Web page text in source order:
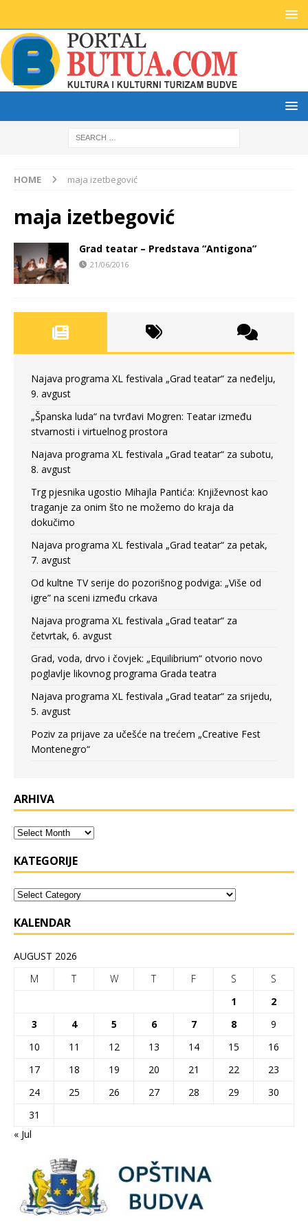
HOME maja izetbegović
maja izetbegović
Grad teatar – Predstava “Antigona”
21/06/2016
Najava programa XL festivala „Grad teatar“ za neđelju,
9. avgust
„Španska luda“ na tvrđavi Mogren: Teatar između
stvarnosti i virtuelnog prostora
Najava programa XL festivala „Grad teatar“ za subotu,
8. avgust
Trg pjesnika ugostio Mihajla Pantića: Književnost kao
traganje za onim što ne možemo do kraja da
dokučimo
Najava programa XL festivala „Grad teatar“ za petak,
7. avgust
Od kultne TV serije do pozorišnog podviga: „Više od
igre” na sceni između crkava
Najava programa XL festivala „Grad teatar“ za
četvrtak, 6. avgust
Grad, voda, drvo i čovjek: „Equilibrium“ otvorio novo
poglavlje likovnog programa Grada teatra
Najava programa XL festivala „Grad teatar“ za srijedu,
5. avgust
Poziv za prijave za učešće na trećem „Creative Fest
Montenegro“
ARHIVA
KATEGORIJE
KALENDAR
AUGUST 2026
M
T W T F S
S
1
2
3
4 5 6 7 8
9
10
11 12 13 14 15
16
17
18 19 20 21 22
23
24
25 26 27 28 29
30
31
« Jul